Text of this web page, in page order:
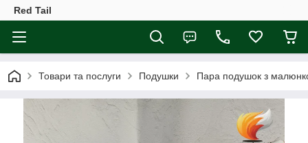
Red Tail
Товари та послуги Подушки Пара подушок з